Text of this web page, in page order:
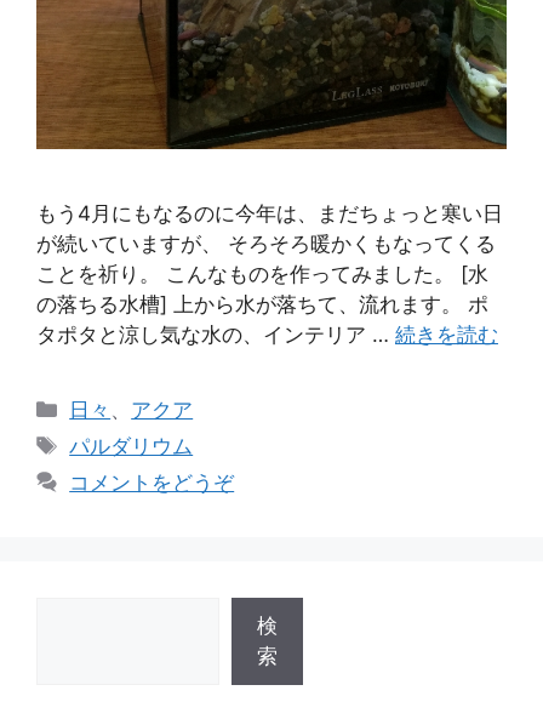
もう4月にもなるのに今年は、まだちょっと寒い日
が続いていますが、 そろそろ暖かくもなってくる
ことを祈り。 こんなものを作ってみました。 [水
の落ちる水槽] 上から水が落ちて、流れます。 ポ
タポタと涼し気な水の、インテリア … 続きを読む
カ
テ
リ
日々 、 アクア
タ
グ
パルダリウム
コメントをどうぞ
検
索